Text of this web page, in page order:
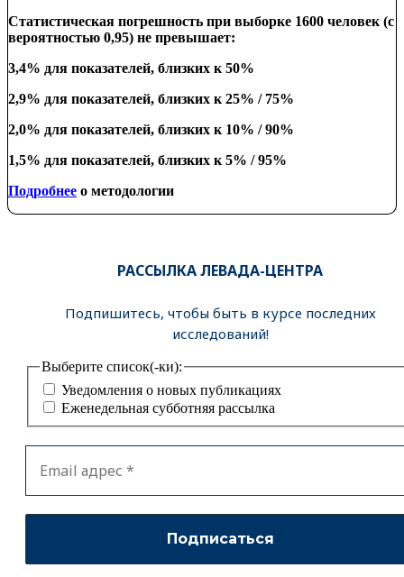
Статистическая погрешность при выборке 1600 человек (с
вероятностью 0,95) не превышает:
3,4% для показателей, близких к 50%
2,9% для показателей, близких к 25% / 75%
2,0% для показателей, близких к 10% / 90%
1,5% для показателей, близких к 5% / 95%
Подробнее о методологии
РАССЫЛКА ЛЕВАДА-ЦЕНТРА
Подпишитесь, чтобы быть в курсе последних
исследований!
Выберите список(-ки):
Уведомления о новых публикациях
Еженедельная субботняя рассылка